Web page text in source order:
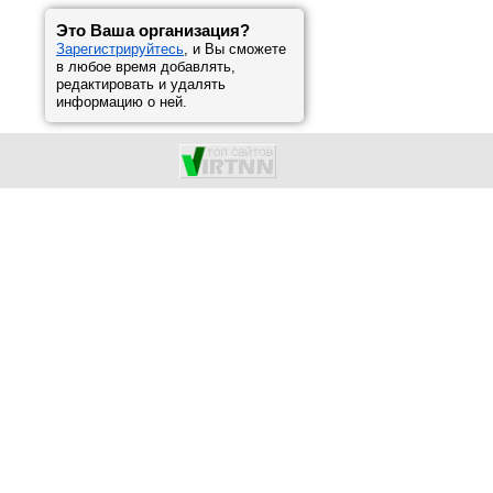
Это Ваша организация?
Зарегистрируйтесь, и Вы сможете
в любое время добавлять,
редактировать и удалять
информацию о ней.